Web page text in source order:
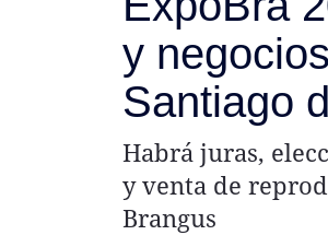
y
Santiago
Habrá juras,
y venta de
Brangus